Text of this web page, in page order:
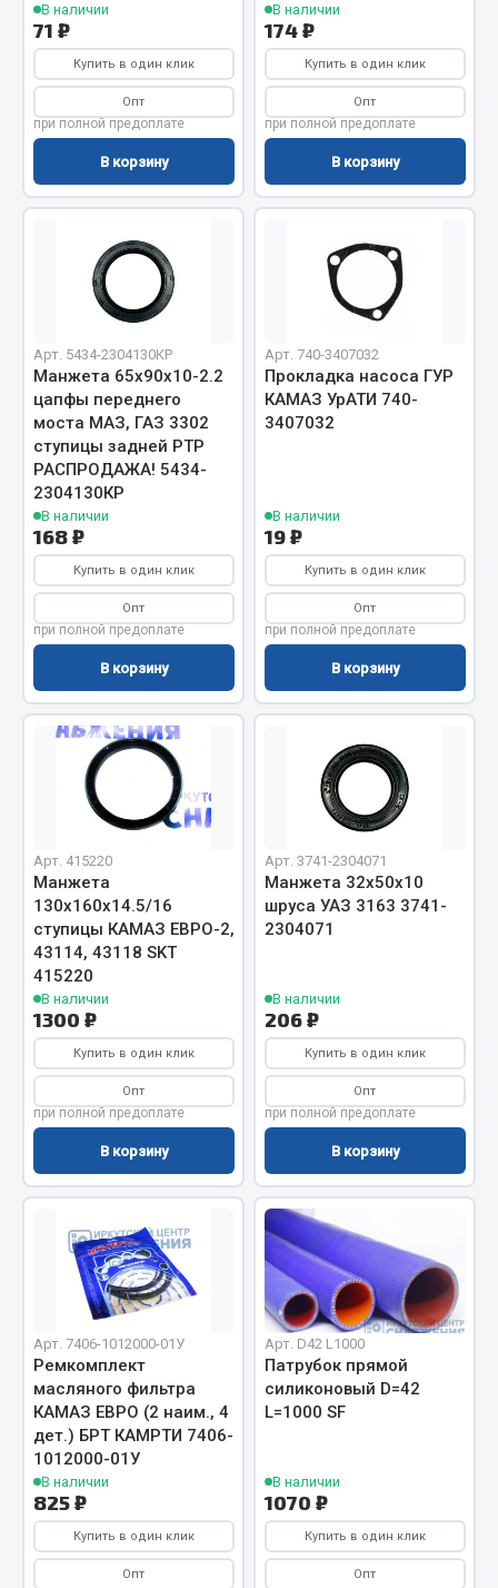
Аптечки и знаки автомобильные
Брызговики
Вентиляторы кабины
Показать ещё
Весь раздел
Смазочные материалы
Охладжающие жидкости
Технические жидкости
Весь раздел
МЕТИЗЫ
Болты
Гайки
Кольца стопорные
Пресс-масленки
Пружины
Хомуты
Показать ещё
Весь раздел
Соединительные элементы
Camozzi
Адаптеры и переходники
Тройники
Трубки, муфты, гайки
Угольники
Фитинги
Весь раздел
Инструмент
Автомобильный инструмент
Измерительный инструмент
Крепежный инструмент
Режущий инструмент
Силовое оборудование
Слесарный инструмент
Столярный инструмент
Показать ещё
В наличии
71 ₽
Купить в один клик
Опт
при полной предоплате
В корзину
В наличии
174 ₽
Купить в один клик
Опт
при полной предоплате
В корзину
Арт. 5434-2304130КР
Манжета 65х90х10-2.2
цапфы переднего
моста МАЗ, ГАЗ 3302
ступицы задней РТР
РАСПРОДАЖА! 5434-
2304130КР
В наличии
168 ₽
Купить в один клик
Опт
при полной предоплате
В корзину
Арт. 740-3407032
Прокладка насоса ГУР
КАМАЗ УрАТИ 740-
3407032
В наличии
19 ₽
Купить в один клик
Опт
при полной предоплате
В корзину
Арт. 415220
Манжета
130х160х14.5/16
ступицы КАМАЗ ЕВРО-2,
43114, 43118 SKT
415220
В наличии
1300 ₽
Купить в один клик
Опт
при полной предоплате
В корзину
Арт. 3741-2304071
Манжета 32х50х10
шруса УАЗ 3163 3741-
2304071
В наличии
206 ₽
Купить в один клик
Опт
при полной предоплате
В корзину
Арт. 7406-1012000-01У
Ремкомплект
масляного фильтра
КАМАЗ ЕВРО (2 наим., 4
дет.) БРТ КАМРТИ 7406-
1012000-01У
В наличии
825 ₽
Купить в один клик
Опт
Арт. D42 L1000
Патрубок прямой
силиконовый D=42
L=1000 SF
В наличии
1070 ₽
Купить в один клик
Опт